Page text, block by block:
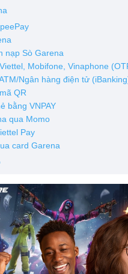
nạp Sò Garena
Mobifone, Vinaphone
Ngân hàng điện tử
QR
bằng VNPAY
qua Momo
Pay
card Garena